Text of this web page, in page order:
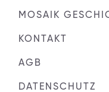
MOSAIK
KONTAKT
AGB
DATENSCHUTZ